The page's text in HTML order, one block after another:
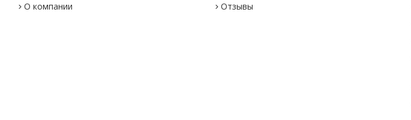
О компании
Отзывы